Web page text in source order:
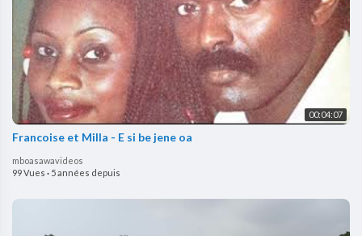
00:04:07
Francoise et Milla - E si be jene oa
mboasawavideos
99 Vues · 5 années depuis